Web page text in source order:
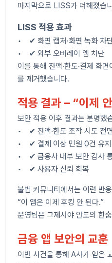
마지막으로 LISS가 더해졌습
LISS 적용 효과
• ✔ 화면 캡처·화면 녹화 차
• ✔ 외부 오버레이 앱 차단
이를 통해 잔액·한도·결제 화
를 제거했습니다.
적용 결과 – “이제
보안 적용 이후 결과는 분명했
• ✔ 잔액·한도 조작 시도 전
• ✔ 결제 이상 민원 0건 유지
• ✔ 금융사 내부 보안 감사
• ✔ 사용자 신뢰 회복
불법 커뮤니티에서는 이런 반
“이 앱은 이제 후킹 안 된다.”
운영팀은 그제서야 안도의 한
금융 앱 보안의 교훈
이번 사건을 통해 A사가 얻은